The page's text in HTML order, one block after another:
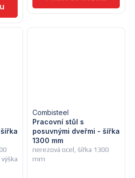
nerezová ocel, šířka 1300
mm
Pracovní stůl s
posuvnými dveřmi - šířka
1300 mm
Combisteel